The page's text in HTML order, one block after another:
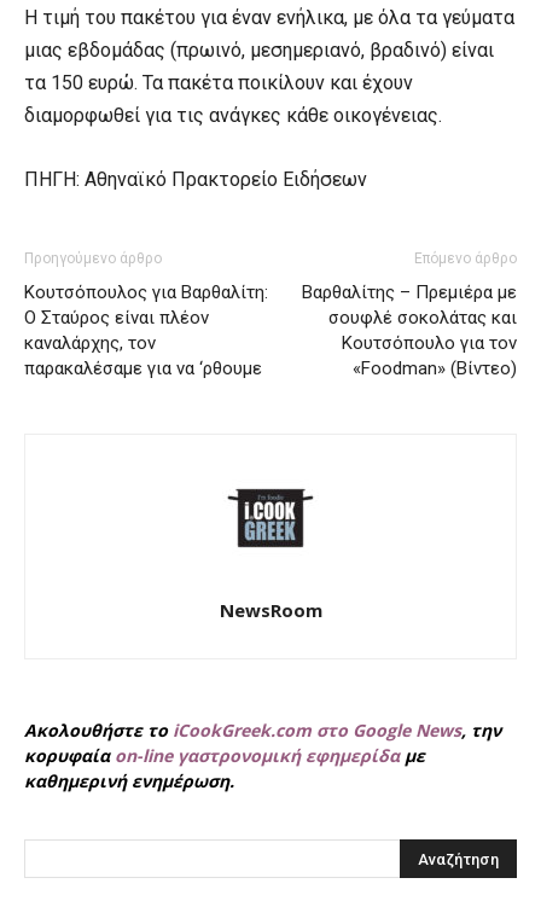
Η τιμή του πακέτου για έναν ενήλικα, με όλα τα γεύματα
μιας εβδομάδας (πρωινό, μεσημεριανό, βραδινό) είναι
τα 150 ευρώ. Τα πακέτα ποικίλουν και έχουν
διαμορφωθεί για τις ανάγκες κάθε οικογένειας.
ΠΗΓΗ: Αθηναϊκό Πρακτορείο Ειδήσεων
Προηγούμενο άρθρο
Κουτσόπουλος για Βαρθαλίτη:
Ο Σταύρος είναι πλέον
καναλάρχης, τον
παρακαλέσαμε για να ‘ρθουμε
Επόμενο άρθρο
Βαρθαλίτης – Πρεμιέρα με
σουφλέ σοκολάτας και
Κουτσόπουλο για τον
«Foodman» (Βίντεο)
NewsRoom
Ακολουθήστε το iCookGreek.com στο Google News, την
κορυφαία on-line γαστρονομική εφημερίδαμε
καθημερινή ενημέρωση.